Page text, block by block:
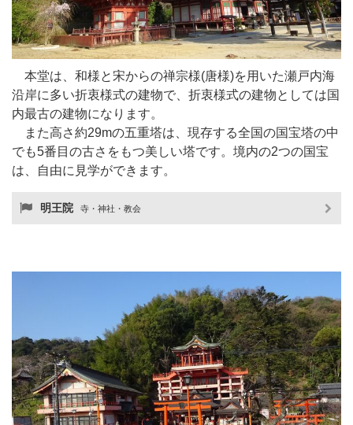
本堂は、和様と宋からの禅宗様(唐様)を用いた瀬戸内海
沿岸に多い折衷様式の建物で、折衷様式の建物としては国
内最古の建物になります。
また高さ約29mの五重塔は、現存する全国の国宝塔の中
でも5番目の古さをもつ美しい塔です。境内の2つの国宝
は、自由に見学ができます。
明王院 寺・神社・教会